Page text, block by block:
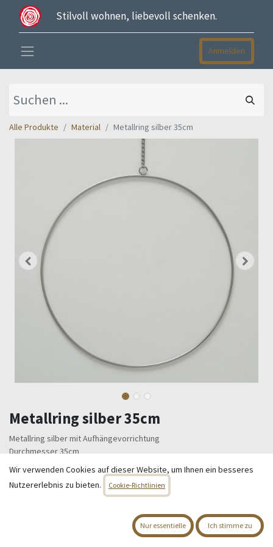
Stilvoll wohnen, liebevoll schenken.
Anmelden
Alle Produkte Material Metallring silber 35cm
Metallring silber 35cm
Metallring silber mit Aufhängevorrichtung
Durchmesser 35cm
Gesamtlänge 80cm
3,95€ Alle Preise inkl. MwSt.zzgl. Versandkosten
Wir verwenden Cookies auf dieser Website, um Ihnen ein besseres
Nutzererlebnis zu bieten.
Cookie-Richtlinien
Nur essentielle Ich stimme zu